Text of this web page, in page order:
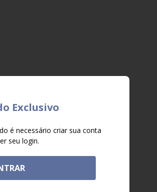
Exclusivo
é necessário criar sua conta
seu login.